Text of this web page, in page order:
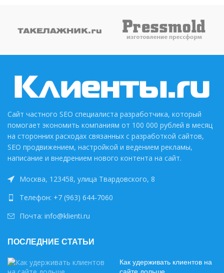
Сайт частного SEO специалиста разработчика, который
помогает экономить компаниям от 100 000 рублей в месяц
на сторонних расходах связанных с разработкой сайтов,
SEO продвижением, настройкой и ведением рекламы,
написание и внедрением нового контента на сайт.
Москва, 123458, улица Твардовского, 8
Телефон: +7 (963) 644-7060
Почта: info@klienti.ru
ПОСЛЕДНИЕ СТАТЬИ
Как удерживать клиентов на